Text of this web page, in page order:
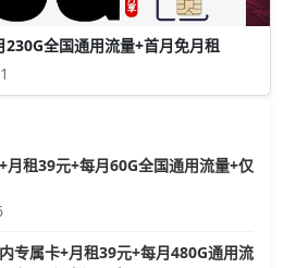
全国通用流量+首月免月租
月租39元+每月60G全国通用流量+仅
专属卡+月租39元+每月480G通用流